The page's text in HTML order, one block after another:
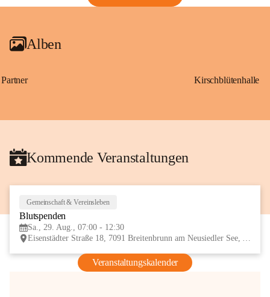
Alben
Partner Kirschblütenhalle
Kommende Veranstaltungen
Gemeinschaft & Vereinsleben
Blutspenden
Sa., 29. Aug., 07:00 - 12:30
Eisenstädter Straße 18, 7091 Breitenbrunn am Neusiedler See, AUT
Veranstaltungskalender